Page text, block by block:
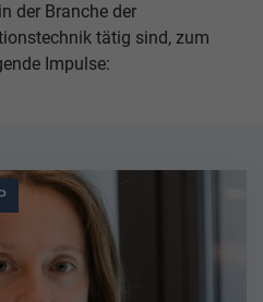
der Branche der
tätig sind, zum
Impulse: